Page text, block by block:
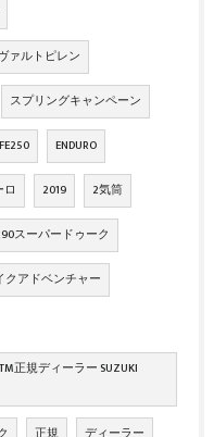
ァルトピレン
スプリングキャンペーン
FE250 ENDURO
2019 2気筒
スーパードゥーク
クアドベンチャー
正規ディーラー SUZUKI